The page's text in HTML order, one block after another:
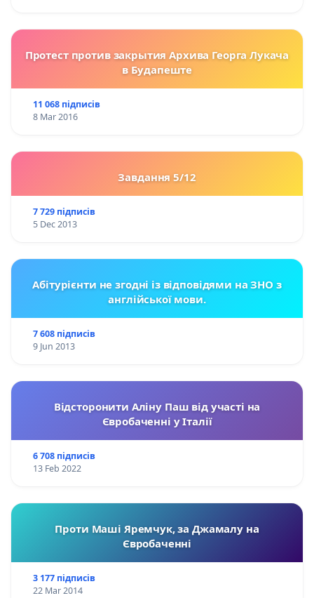
Протест против закрытия Архива Георга Лукача
в Будапеште
11 068 підписів
8 Mar 2016
Завдання 5/12
7 729 підписів
5 Dec 2013
Абітурієнти не згодні із відповідями на ЗНО з
англійської мови.
7 608 підписів
9 Jun 2013
Відсторонити Аліну Паш від участі на
Євробаченні у Італії
6 708 підписів
13 Feb 2022
Проти Маші Яремчук, за Джамалу на
Євробаченні
3 177 підписів
22 Mar 2014